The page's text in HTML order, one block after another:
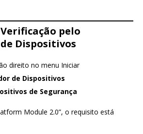
pelo
Dispositivos
direito no menu Iniciar
de Dispositivos
de Segurança
Module 2.0”, o requisito está